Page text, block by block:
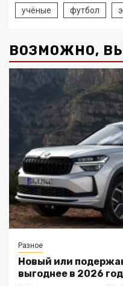
учёные футбол
ВОЗМОЖНО,
Разное
Новый или
выгоднее в 2026